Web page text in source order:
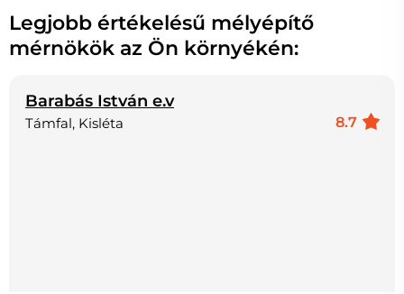
Legjobb értékelésű mélyépítő
mérnökök az Ön környékén:
Barabás István e.v
8.7
Támfal, Kisléta